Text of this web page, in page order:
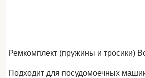
Ремкомплект (пружины и тросики)
Подходит для посудомоечных